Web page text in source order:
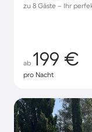
zu 8 Gäste – Ihr
ab 199 €
pro Nacht